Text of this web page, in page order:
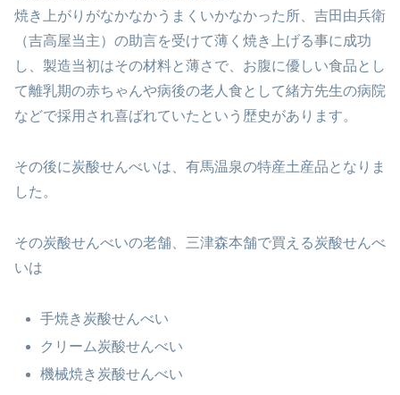
焼き上がりがなかなかうまくいかなかった所、吉田由兵衛
（吉高屋当主）の助言を受けて薄く焼き上げる事に成功
し、 製造当初はその材料と薄さで、お腹に優しい食品とし
て離乳期の赤ちゃんや病後の老人食として緒方先生の病院
などで採用され喜ばれていたという歴史があります。
その後に炭酸せんべいは、有馬温泉の特産土産品となりま
した。
その炭酸せんべいの老舗、三津森本舗で買える炭酸せんべ
いは
手焼き炭酸せんべい
クリーム炭酸せんべい
機械焼き炭酸せんべい